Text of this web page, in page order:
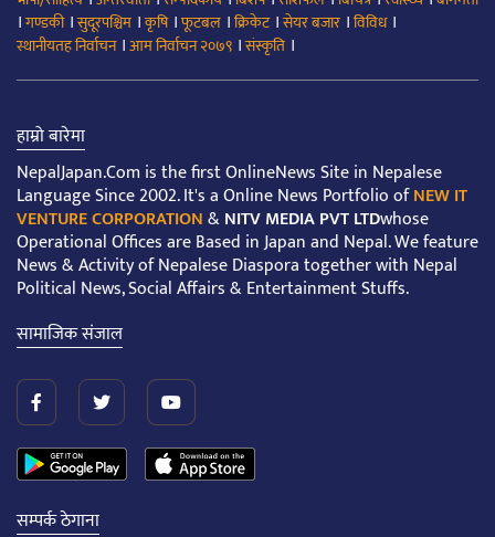
।गण्डकी।सुदूरपश्चिम ।कृषि।फूटबल ।क्रिकेट।सेयर बजार ।विविध।
स्थानीयतह निर्वाचन।आम निर्वाचन २०७९ ।संस्कृति ।
हाम्रो बारेमा
NepalJapan.Com is the first OnlineNews Site in Nepalese
Language Since 2002. It's a Online News Portfolio ofNEW IT
VENTURE CORPORATION&NITV MEDIA PVT LTDwhose
Operational Offices are Based in Japan and Nepal. We feature
News & Activity of Nepalese Diaspora together with Nepal
Political News, Social Affairs & Entertainment Stuffs.
सामाजिक संजाल
सम्पर्क ठेगाना